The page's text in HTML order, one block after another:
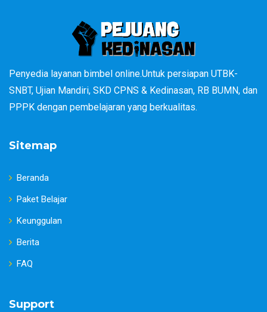
Penyedia layanan bimbel online.Untuk persiapan UTBK-
SNBT, Ujian Mandiri, SKD CPNS & Kedinasan, RB BUMN, dan
PPPK dengan pembelajaran yang berkualitas.
Sitemap
Beranda
Paket Belajar
Keunggulan
Berita
FAQ
Support